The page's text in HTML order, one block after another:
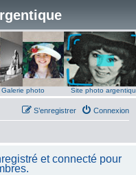
Galerie photo Site photo
Connexion
S’enregistrer
et connecté pour